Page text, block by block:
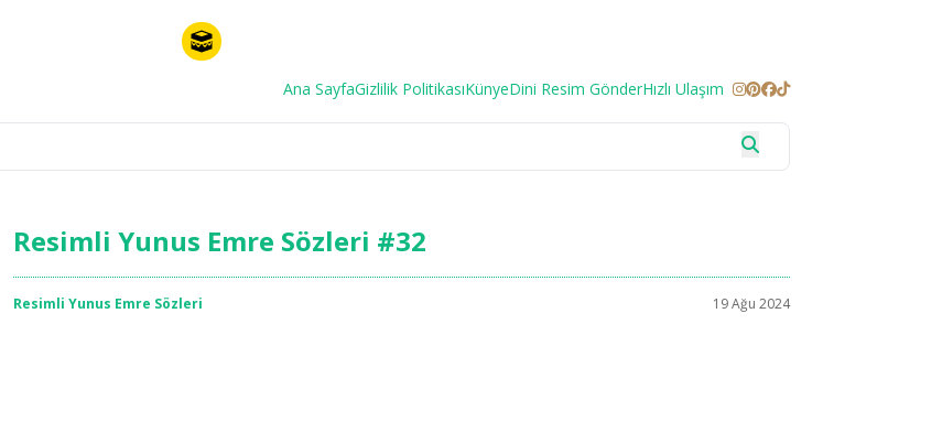
Ana SayfaGizlilik PolitikasıKünyeDini Resim GönderHızlı Ulaşım
Resimli Yunus Emre Sözleri #32
Resimli Yunus Emre Sözleri 19 Ağu 2024